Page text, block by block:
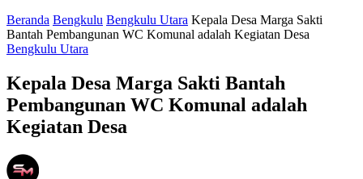
Beranda Bengkulu Bengkulu Utara Kepala Desa Marga Sakti
Bantah Pembangunan WC Komunal adalah Kegiatan Desa
Bengkulu Utara
Kepala Desa Marga Sakti Bantah
Pembangunan WC Komunal adalah
Kegiatan Desa